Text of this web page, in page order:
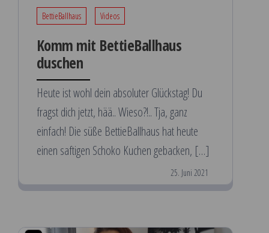
BettieBallhaus Videos
Komm mit BettieBallhaus
duschen
Heute ist wohl dein absoluter Glückstag! Du
fragst dich jetzt, hää.. Wieso?!.. Tja, ganz
einfach! Die süße BettieBallhaus hat heute
einen saftigen Schoko Kuchen gebacken, […]
25. Juni 2021